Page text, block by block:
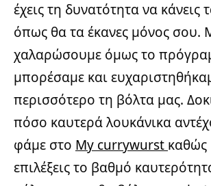
έχεις τη δυνατότητα να κάνεις
όπως θα τα έκανες μόνος σου.
χαλαρώσουμε όμως το
μπορέσαμε και
περισσότερο τη βόλτα μας.
πόσο καυτερά λουκάνικα
φάμε στο My currywurst καθώς
επιλέξεις το βαθμό